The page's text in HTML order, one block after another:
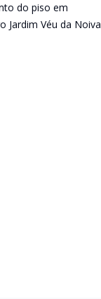
do piso em
Jardim Véu da Noiva